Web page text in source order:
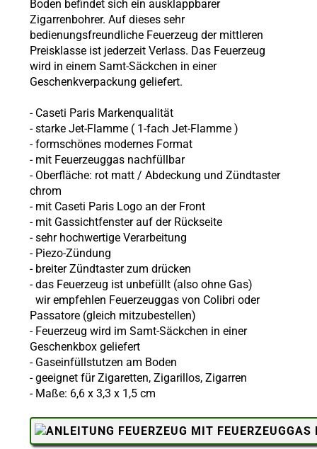
Boden befindet sich ein ausklappbarer
Zigarrenbohrer. Auf dieses sehr
bedienungsfreundliche Feuerzeug der mittleren
Preisklasse ist jederzeit Verlass. Das Feuerzeug
wird in einem Samt-Säckchen in einer
Geschenkverpackung geliefert.
- Caseti ParisMarkenqualität
- starke Jet-Flamme (1-fach Jet-Flamme )
-formschönes modernes Format
- mit Feuerzeuggas nachfüllbar
- Oberfläche: rot matt / Abdeckung und Zündtaster
chrom
- mit Caseti Paris Logo an der Front
- mit Gassichtfenster auf der Rückseite
- sehr hochwertige Verarbeitung
- Piezo-Zündung
- breiter Zündtaster zum drücken
- das Feuerzeug ist unbefüllt (also ohne Gas)
wir empfehlen Feuerzeuggas von Colibri oder
Passatore (gleich mitzubestellen)
- Feuerzeug wird im Samt-Säckchen in einer
Geschenkbox geliefert
- Gaseinfüllstutzen am Boden
- geeignet für Zigaretten, Zigarillos, Zigarren
- Maße: 6,6 x 3,3 x 1,5 cm